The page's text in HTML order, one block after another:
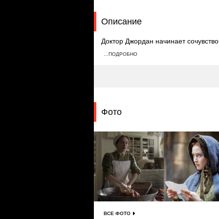
Описание
Доктор Джордан начинает
психиатру о своей лучшей
…ПОДРОБНО
Фото
ВСЕ ФОТО